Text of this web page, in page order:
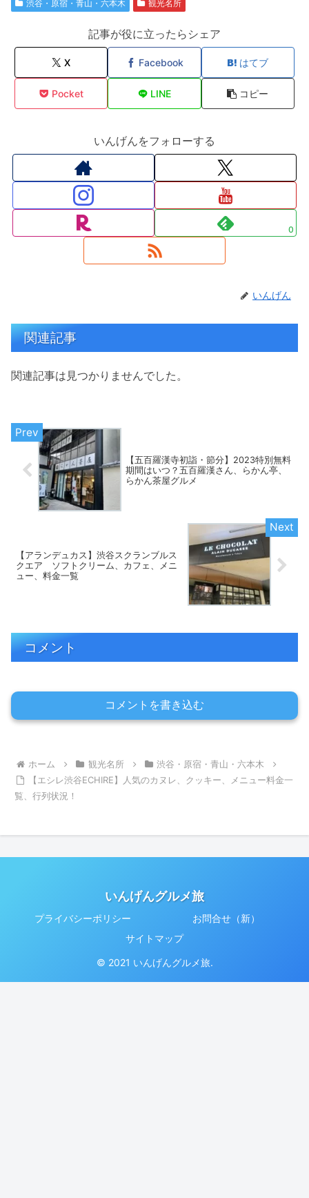
渋谷・原宿・青山・六本木 観光名所
記事が役に立ったらシェア
X Facebook はてブ
Pocket LINE コピー
いんげんをフォローする
0
いんげん
関連記事
関連記事は見つかりませんでした。
【五百羅漢寺初詣・節分】2023特別無料
期間はいつ？五百羅漢さん、らかん亭、
らかん茶屋グルメ
【アランデュカス】渋谷スクランブルス
クエア ソフトクリーム、カフェ、メニ
ュー、料金一覧
コメント
コメントを書き込む
ホーム 観光名所
渋谷・原宿・青山・六本木
【エシレ渋谷ECHIRE】人気のカヌレ、クッキー、メニュー料金一
覧、行列状況！
いんげんグルメ旅
プライバシーポリシー
お問合せ（新）
サイトマップ
© 2021 いんげんグルメ旅.